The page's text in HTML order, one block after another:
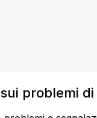
problemi